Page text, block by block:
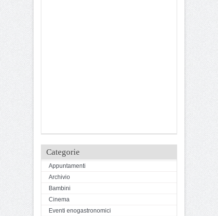
Categorie
Appuntamenti
Archivio
Bambini
Cinema
Eventi enogastronomici